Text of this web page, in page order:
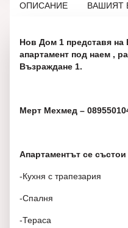
ОПИСАНИЕ ВАШИЯТ
Нов Дом 1 представя на
апартамент под наем ,
Възраждане 1.
Мерт Мехмед –
Апартаментът се състои
-Кухня с трапезария
-Спалня
-Тераса